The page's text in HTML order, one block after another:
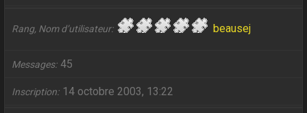
Rang, Nom d’utilisateur beausej
Messages 45
Inscription 14 octobre 2003, 13:22